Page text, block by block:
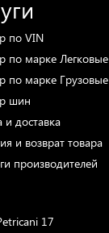
по VIN
по марке
по марке
шин
и доставка
и возврат товара
производителей
17